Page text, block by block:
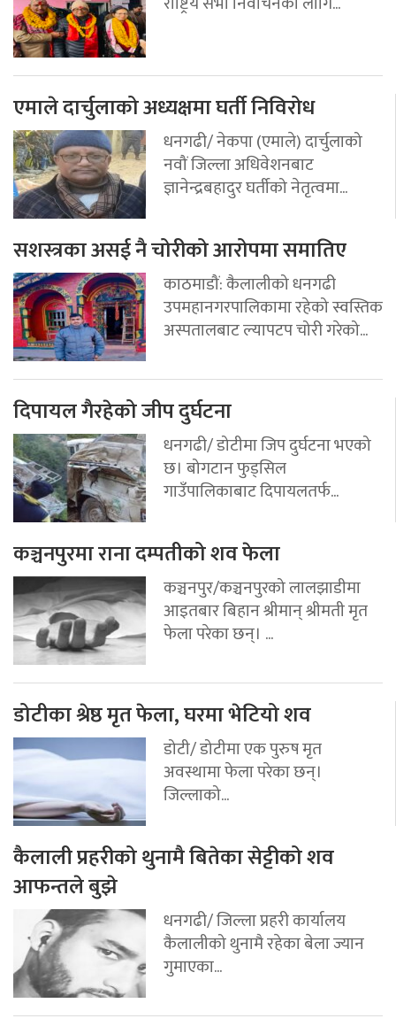
एमाले दार्चुलाको अध्यक्षमा घर्ती निविरोध
धनगढी/ नेकपा (एमाले) दार्चुलाको
नवौं जिल्ला अधिवेशनबाट
ज्ञानेन्द्रबहादुर घर्तीको नेतृत्वमा...
सशस्त्रका असई नै चोरीको आरोपमा समातिए
काठमाडौं: कैलालीको धनगढी
उपमहानगरपालिकामा रहेको स्वस्तिक
अस्पतालबाट ल्यापटप चोरी गरेको...
दिपायल गैरहेको जीप दुर्घटना
धनगढी/ डोटीमा जिप दुर्घटना भएको
छ। बोगटान फुड्सिल
गाउँपालिकाबाट दिपायलतर्फ...
कञ्चनपुरमा राना दम्पतीको शव फेला
कञ्चनपुर/कञ्चनपुरको लालझाडीमा
आइतबार बिहान श्रीमान् श्रीमती मृत
फेला परेका छन्। ...
डोटीका श्रेष्ठ मृत फेला, घरमा भेटियो शव
डोटी/ डोटीमा एक पुरुष मृत
अवस्थामा फेला परेका छन्।
जिल्लाको...
कैलाली प्रहरीको थुनामै बितेका सेट्टीको शव
आफन्तले बुझे
धनगढी/ जिल्ला प्रहरी कार्यालय
कैलालीको थुनामै रहेका बेला ज्यान
गुमाएका...